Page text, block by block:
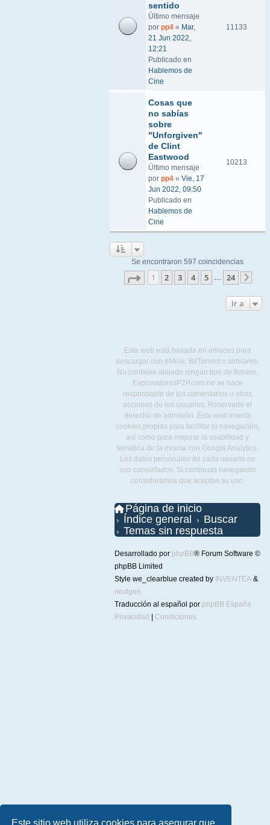
Este sitio web utiliza cookies para asegurar que
sentido
Último mensaje
por pp4 « Mar,
21 Jun 2022,
12:21
Publicado en
Hablemos de
Cine
11133
Cosas que
no sabías
sobre
"Unforgiven"
de Clint
Eastwood
Último mensaje
por pp4 « Vie, 17
Jun 2022, 09:50
Publicado en
Hablemos de
Cine
10213
Se encontraron 597 coincidencias
Página de 24
1 2 3 4 5 … 24
Ir a
Esta web está basada en enlaces para
descargar con eMule, BitTorrent o similares.
No contiene alojado ningún tipo de fichero.
ExploradoresP2P.com no se hace
responsable de los comentarios u otras
acciones de los usuarios. Reservado el
derecho de admisión. Esta web inserta
cookies propias para facilitar tu navegación,
así como para mejorar la usabilidad y
temática de la misma con Google Analytics.
Los datos personales de cada usuario no
son consultados. Si continuas navegando
consideramos que aceptas su uso.
Página de inicio
Índice general
Buscar
Temas sin respuesta
Desarrollado por phpBB® Forum Software ©
phpBB Limited
Style we_clearblue created by INVENTEA &
nextgen
Traducción al español por phpBB España
Privacidad
Condiciones